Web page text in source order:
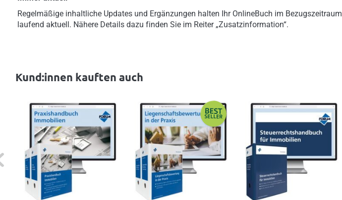
Regelmäßige inhaltliche Updates und Ergänzungen halten Ihr OnlineBuch im Bezugszeitraum
laufend aktuell. Nähere Details dazu finden Sie im Reiter „Zusatzinformation“.
Kund:innen kauften auch